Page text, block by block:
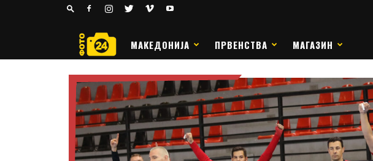
РАКОМЕТ
МАКЕДОНИЈА ПРВЕНСТВА МАГАЗИН